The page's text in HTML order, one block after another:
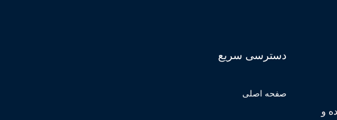
و
دسترسی سریع
صفحه اصلی